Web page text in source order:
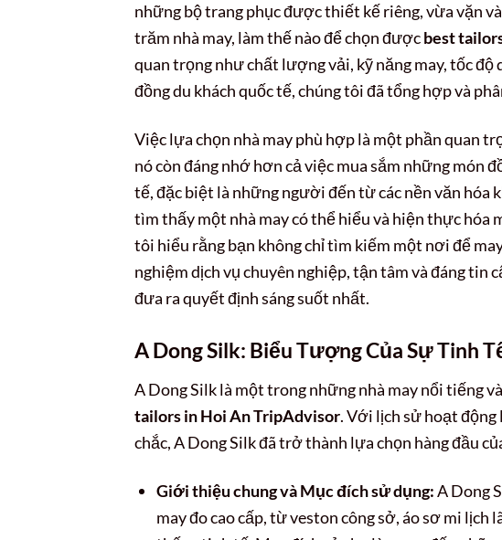
những bộ trang phục được thiết kế riêng, vừa vặn
trăm nhà may, làm thế nào để chọn đượcbest
quan trọng như chất lượng vải, kỹ năng may, tốc độ
đồng du khách quốc tế, chúng tôi đã tổng hợp và
Việc lựa chọn nhà may phù hợp là một phần quan
nó còn đáng nhớ hơn cả việc mua sắm những
tế, đặc biệt là những người đến từ các nền văn hóa
tìm thấy một nhà may có thể hiểu và hiện thực hóa
tôi hiểu rằng bạn không chỉ tìm kiếm một nơi để
nghiệm dịch vụ chuyên nghiệp, tận tâm và đáng tin
đưa ra quyết định sáng suốt nhất.
A Dong Silk: Biểu Tượng Của Sự Tinh
A Dong Silk là một trong những nhà may nổi tiếng
tailors in Hoi An TripAdvisor. Với lịch sử hoạt
chắc, A Dong Silk đã trở thành lựa chọn hàng đầu
Giới thiệu chung và Mục đích sử dụng:A Dong
may đo cao cấp, từ veston công sở, áo sơ mi lịch